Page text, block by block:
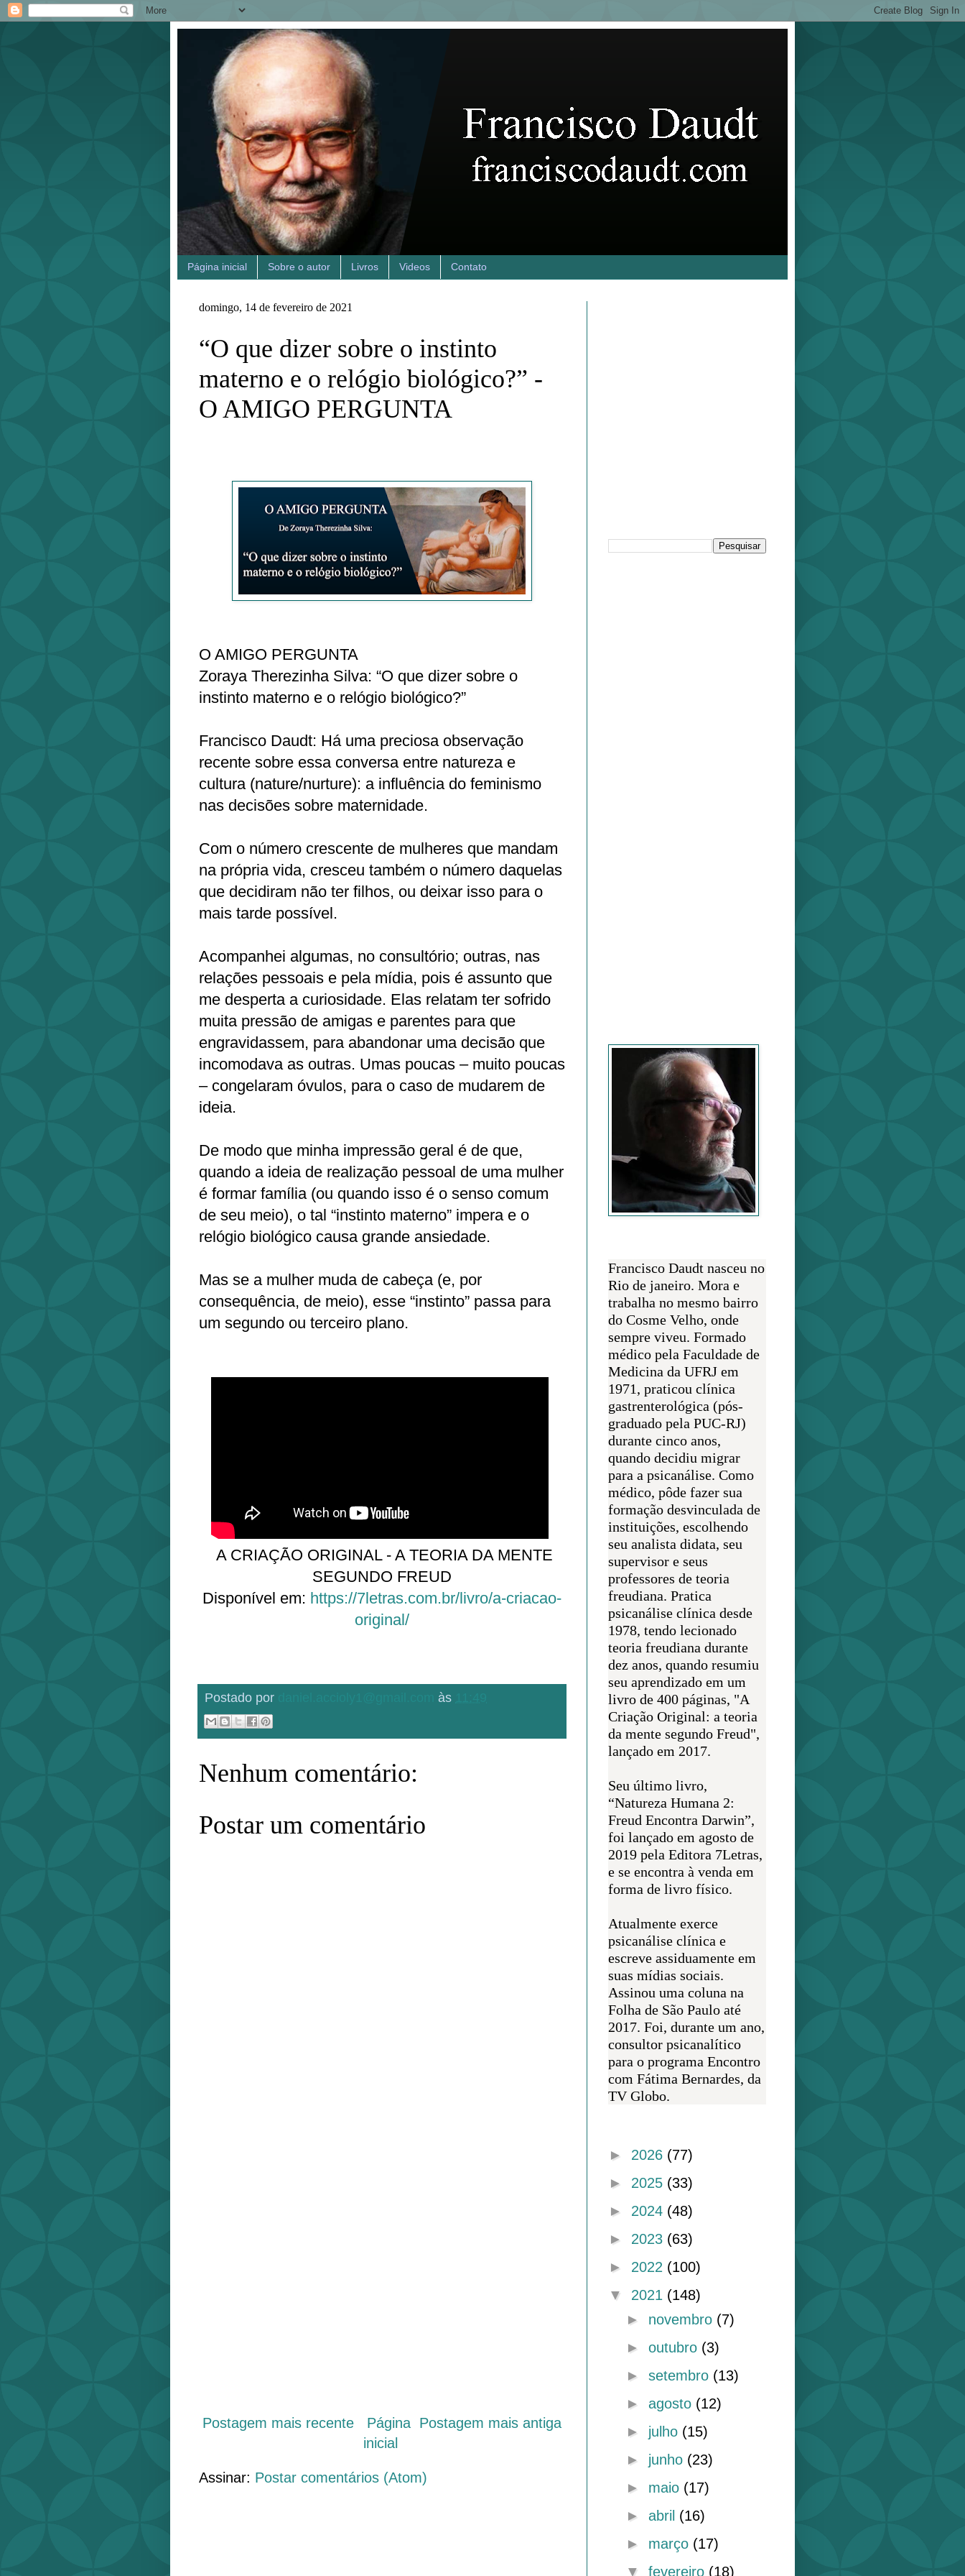
Página inicial Sobre o autor Livros Videos Contato
domingo, 14 de fevereiro de 2021
“O que dizer sobre o instinto
materno e o relógio biológico?” -
O AMIGO PERGUNTA
O AMIGO PERGUNTA
Zoraya Therezinha Silva: “O que dizer sobre o
instinto materno e o relógio biológico?”
Francisco Daudt: Há uma preciosa observação
recente sobre essa conversa entre natureza e
cultura (nature/nurture): a influência do feminismo
nas decisões sobre maternidade.
Com o número crescente de mulheres que mandam
na própria vida, cresceu também o número daquelas
que decidiram não ter filhos, ou deixar isso para o
mais tarde possível.
Acompanhei algumas, no consultório; outras, nas
relações pessoais e pela mídia, pois é assunto que
me desperta a curiosidade. Elas relatam ter sofrido
muita pressão de amigas e parentes para que
engravidassem, para abandonar uma decisão que
incomodava as outras. Umas poucas – muito poucas
– congelaram óvulos, para o caso de mudarem de
ideia.
De modo que minha impressão geral é de que,
quando a ideia de realização pessoal de uma mulher
é formar família (ou quando isso é o senso comum
de seu meio), o tal “instinto materno” impera e o
relógio biológico causa grande ansiedade.
Mas se a mulher muda de cabeça (e, por
consequência, de meio), esse “instinto” passa para
um segundo ou terceiro plano.
A CRIAÇÃO ORIGINAL - A TEORIA DA MENTE
SEGUNDO FREUD
Disponível em: https://7letras.com.br/livro/a-criacao-
original/
Postado por às
Nenhum comentário:
Postar um comentário
Postagem mais recente Postagem mais antiga
Página
inicial
Assinar: Postar comentários (Atom)
Francisco Daudt nasceu no
Rio de janeiro. Mora e
trabalha no mesmo bairro
do Cosme Velho, onde
sempre viveu. Formado
médico pela Faculdade de
Medicina da UFRJ em
1971, praticou clínica
gastrenterológica (pós-
graduado pela PUC-RJ)
durante cinco anos,
quando decidiu migrar
para a psicanálise. Como
médico, pôde fazer sua
formação desvinculada de
instituições, escolhendo
seu analista didata, seu
supervisor e seus
professores de teoria
freudiana. Pratica
psicanálise clínica desde
1978, tendo lecionado
teoria freudiana durante
dez anos, quando resumiu
seu aprendizado em um
livro de 400 páginas, "A
Criação Original: a teoria
da mente segundo Freud",
lançado em 2017.
Seu último livro,
“Natureza Humana 2:
Freud Encontra Darwin”,
foi lançado em agosto de
2019 pela Editora 7Letras,
e se encontra à venda em
forma de livro físico.
Atualmente exerce
psicanálise clínica e
escreve assiduamente em
suas mídias sociais.
Assinou uma coluna na
Folha de São Paulo até
2017. Foi, durante um ano,
consultor psicanalítico
para o programa Encontro
com Fátima Bernardes, da
TV Globo.
► 2026 (77)
► 2025 (33)
► 2024 (48)
► 2023 (63)
► 2022 (100)
▼ 2021 (148)
► novembro (7)
► outubro (3)
► setembro (13)
► agosto (12)
► julho (15)
► junho (23)
► maio (17)
► abril (16)
► março (17)
▼ fevereiro (18)